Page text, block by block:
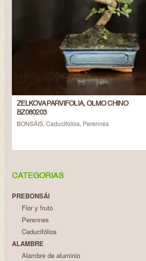
ZELKOVA PARVIFOLIA, OLMO CHINO
BZ080203
BONSÁIS, Caducifolios, Perennes
CATEGORIAS
PREBONSÁI
Flor y fruto
Perennes
Caducifólios
ALAMBRE
Alambre de aluminio